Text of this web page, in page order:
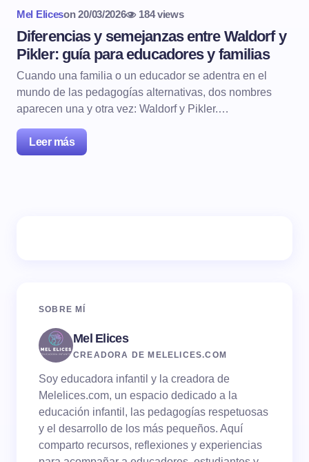
Mel Eliceson 20/03/2026 184 views
Diferencias y semejanzas entre Waldorf y
Pikler: guía para educadores y familias
Cuando una familia o un educador se adentra en el
mundo de las pedagogías alternativas, dos nombres
aparecen una y otra vez: Waldorf y Pikler.…
Leer más
SOBRE MÍ
Mel Elices
CREADORA DE MELELICES.COM
Soy educadora infantil y la creadora de
Melelices.com, un espacio dedicado a la
educación infantil, las pedagogías respetuosas
y el desarrollo de los más pequeños. Aquí
comparto recursos, reflexiones y experiencias